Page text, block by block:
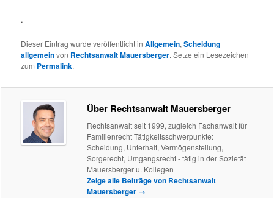
.
Dieser Eintrag wurde veröffentlicht inAllgemein,Scheidung
allgemeinvon Rechtsanwalt Mauersberger. Setze ein Lesezeichen
zum Permalink.
Über Rechtsanwalt Mauersberger
Rechtsanwalt seit 1999, zugleich Fachanwalt für
Familienrecht Tätigkeitsschwerpunkte:
Scheidung, Unterhalt, Vermögensteilung,
Sorgerecht, Umgangsrecht - tätig in der Sozietät
Mauersberger u. Kollegen
Zeige alle Beiträge von Rechtsanwalt
Mauersberger →